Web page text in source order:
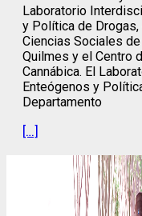
Laboratorio
y Política de
Ciencias Sociales
Quilmes y el Centro
Cannábica. El
Enteógenos y
Departamento
[…]